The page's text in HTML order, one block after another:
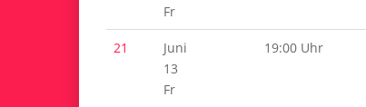
Fr
21
Juni
13
Fr
19:00 Uhr